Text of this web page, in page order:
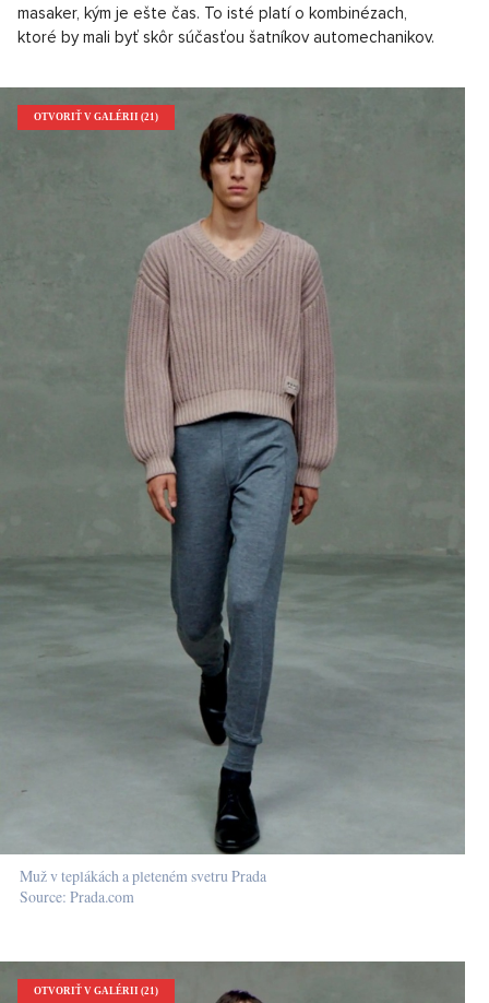
masaker, kým je ešte čas. To isté platí o kombinézach,
ktoré by mali byť skôr súčasťou šatníkov automechanikov.
OTVORIŤ V GALÉRII (21)
Muž v teplákách a pleteném svetru Prada
Source: Prada.com
OTVORIŤ V GALÉRII (21)